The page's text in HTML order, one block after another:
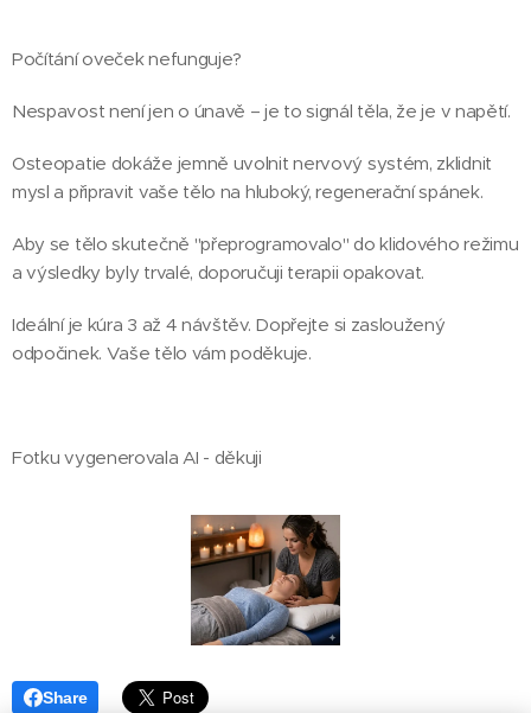
Počítání oveček nefunguje? ​
Nespavost není jen o únavě – je to signál těla, že je v napětí.
Osteopatie dokáže jemně uvolnit nervový systém, zklidnit
mysl a připravit vaše tělo na hluboký, regenerační spánek.
​Aby se tělo skutečně "přeprogramovalo" do klidového režimu
a výsledky byly trvalé, doporučuji terapii opakovat.
Ideální je kúra 3 až 4 návštěv. ​Dopřejte si zasloužený
odpočinek. Vaše tělo vám poděkuje.
Fotku vygenerovala AI - děkuji
Share